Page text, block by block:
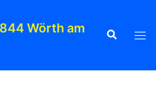
Wörth am
Suche